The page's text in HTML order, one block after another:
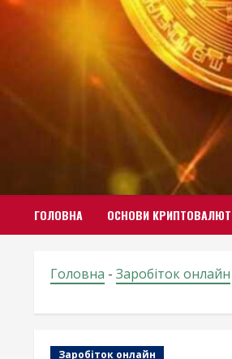
Skip
ГОЛОВНА ОСНОВИ КРИПТОВАЛЮТ
Головна - Заробіток онлайн
Заробіток онлайн